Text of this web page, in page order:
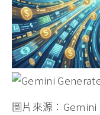
圖片來源：Gemini